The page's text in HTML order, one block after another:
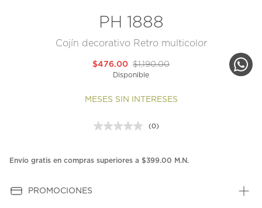
PH 1888
Cojín decorativo Retro multicolor
$1,190.00
$476.00
Disponible
MESES SIN INTERESES
Sin
en
(0)
Envío gratis en compras superiores a $399.00 M.N.
PROMOCIONES